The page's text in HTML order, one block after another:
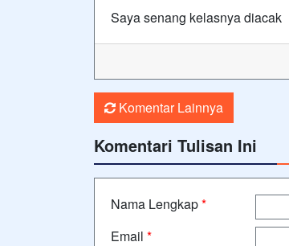
Saya senang kelasnya diacak
Komentar Lainnya
Komentari Tulisan Ini
Nama Lengkap*
Email *